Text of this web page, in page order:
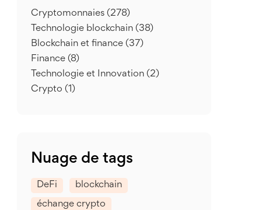
Cryptomonnaies (278)
Technologie blockchain (38)
Blockchain et finance (37)
Finance (8)
Technologie et Innovation (2)
Crypto (1)
Nuage de tags
DeFi blockchain
échange crypto